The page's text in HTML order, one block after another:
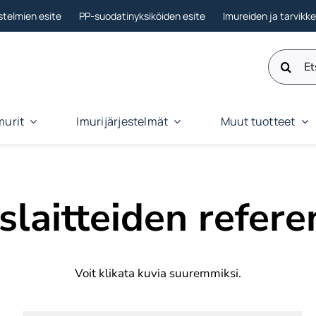
esite PP-suodatinyksiköiden esite Imureiden ja
Etsi:
Imurijärjestelmät Muut tuotteet
Voit klikata kuvia suuremmiksi.